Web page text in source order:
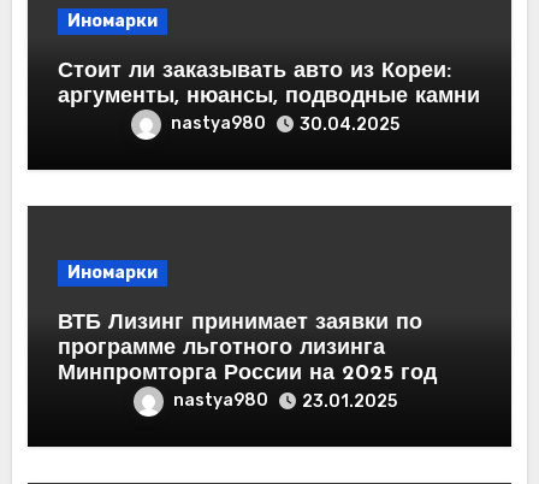
Иномарки
Стоит ли заказывать авто из Кореи:
аргументы, нюансы, подводные камни
nastya980 30.04.2025
Иномарки
ВТБ Лизинг принимает заявки по
программе льготного лизинга
Минпромторга России на 2025 год
nastya980 23.01.2025